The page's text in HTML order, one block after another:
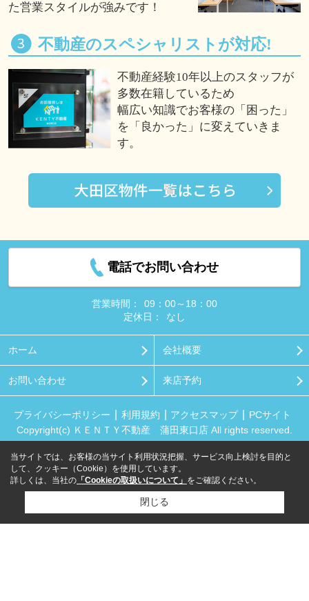
た営業スタイルが強みです！
不動産のスペシャリストが対応!
不動産経験10年以上のスタッフが
多数在籍しているため
幅広い知識でお客様の「困った」
を「良かった」に変えていきま
す。
電話でお問い合わせ
営業時間：
09：00～18：00
定休日：
なし
ホーム 会社概要
お問い合わせ 来店予約
プライバシーポリシー 利用規約 アクセスマップ
PCサイト
Copyright(c) ＫＥＮＴＹ不動産 蒲田東口店 All rights reserved.
当サイトでは、お客様の当サイト利用状況把握、サービス向上検討を目的と
して、クッキー（Cookie）を使用しています。
詳しくは、当社の 「Cookieの取扱いについて」 をご確認ください。
閉じる